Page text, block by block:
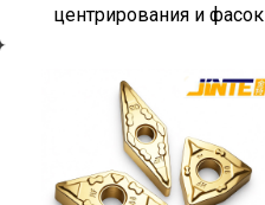
центрирования и фасок